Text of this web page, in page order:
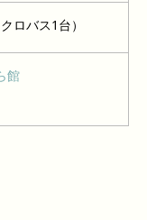
ロバス1台）
館